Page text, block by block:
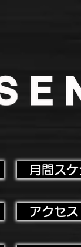
月間ス
アクセ